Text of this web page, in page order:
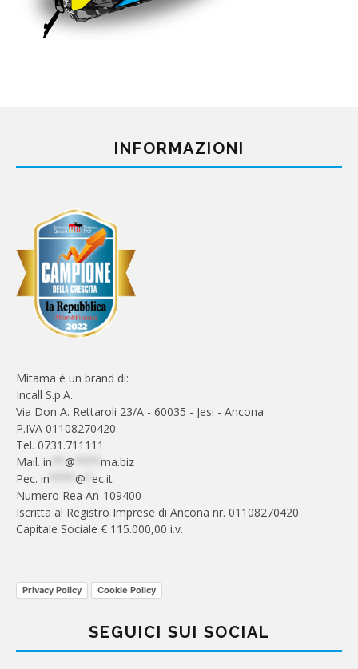
INFORMAZIONI
Mitama è un brand di:
Incall S.p.A.
Via Don A. Rettaroli 23/A - 60035 - Jesi - Ancona
P.IVA 01108270420
Tel. 0731.711111
Mail. in @
ma.biz
Pec. in @ ec.it
Numero Rea An-109400
Iscritta al Registro Imprese di Ancona nr. 01108270420
Capitale Sociale € 115.000,00 i.v.
Privacy Policy Cookie Policy
SEGUICI SUI SOCIAL